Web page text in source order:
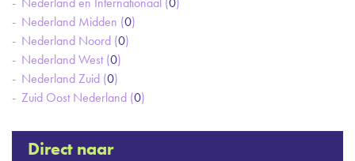
Nederland Midden (0)
Nederland Noord (0)
Nederland West (0)
Nederland Zuid (0)
Zuid Oost Nederland (0)
Direct naar